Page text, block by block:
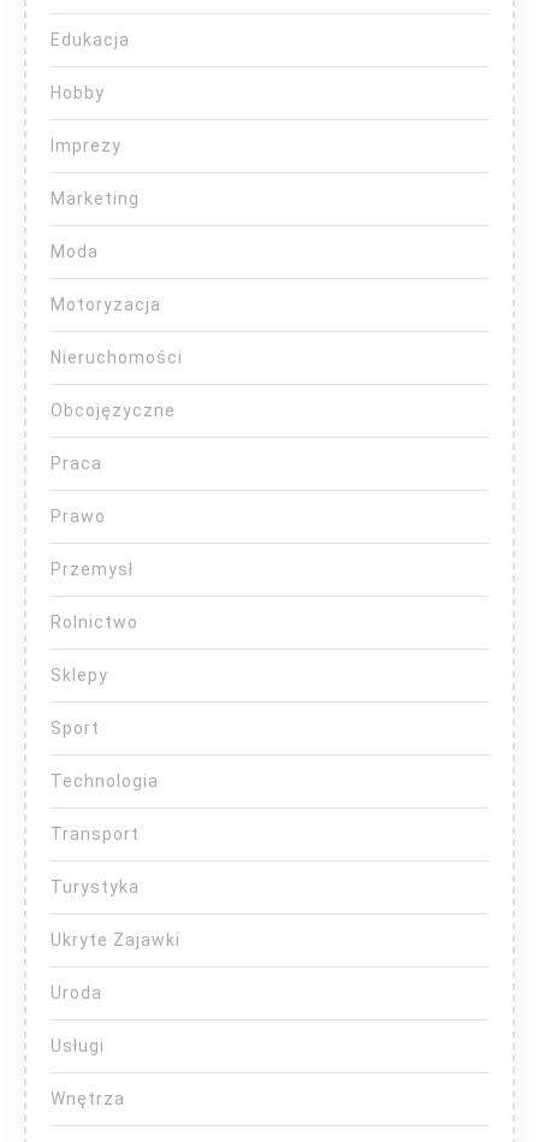
Edukacja
Hobby
Imprezy
Marketing
Moda
Motoryzacja
Nieruchomości
Obcojęzyczne
Praca
Prawo
Przemysł
Rolnictwo
Sklepy
Sport
Technologia
Transport
Turystyka
Ukryte Zajawki
Uroda
Usługi
Wnętrza